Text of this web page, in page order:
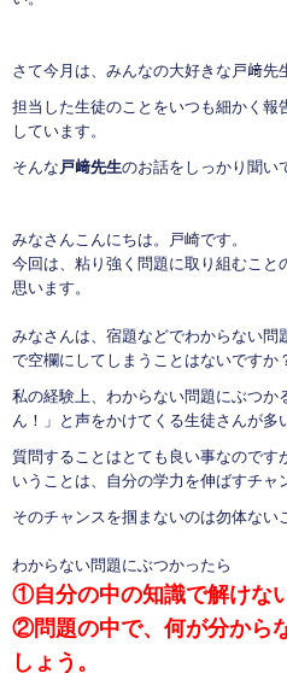
さて今月は、みんなの大好きな戸﨑先
担当した生徒のことをいつも細かく報
しています。
そんな 戸﨑先生のお話をしっかり聞い
みなさんこんにちは。戸崎です。
今回は、粘り強く問題に取り組むこと
思います。
みなさんは、宿題などでわからない問
で空欄にしてしまうことはないですか
私の経験上、わからない問題にぶつか
ん！」と声をかけてくる生徒さんが多
質問することはとても良い事なのです
いうことは、自分の学力を伸ばすチャ
そのチャンスを掴まないのは勿体ない
わからない問題にぶつかったら
①自分の中の知識で解けな
②問題の中で、何が分から
しょう。